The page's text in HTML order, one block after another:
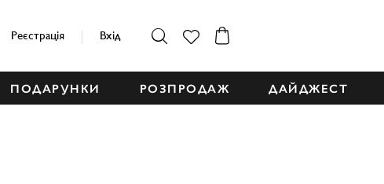
Реєстрація Вхід
ПОДАРУНКИ РОЗПРОДАЖ ДАЙДЖЕСТ